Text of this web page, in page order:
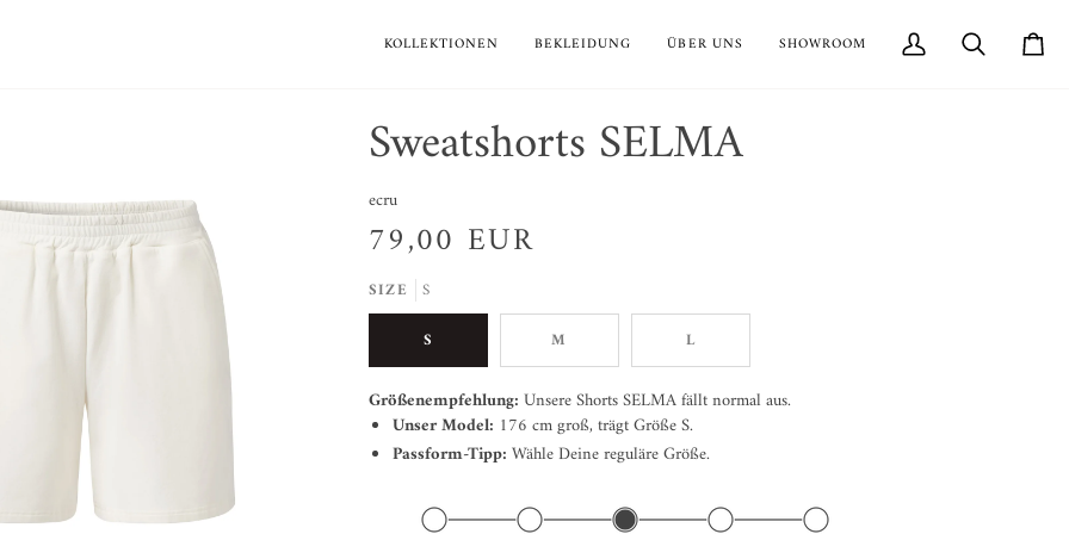
KOLLEKTIONEN BEKLEIDUNG ÜBER UNS SHOWROOM
Mein
Suchen
Sweatshorts SELMA
ecru
79,00 EUR
SIZE
S
S
M L
Größenempfehlung: Unsere Shorts SELMA fällt normal aus.
Unser Model: 176 cm groß, trägt Größe S.
Passform-Tipp: Wähle Deine reguläre Größe.